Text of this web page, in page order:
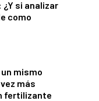
si analizar
como
mismo
más
fertilizante